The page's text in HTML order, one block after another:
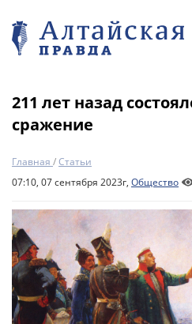
211 лет назад
сражение
Главная /Статьи
07:10, 07 сентября 2023г, Общество